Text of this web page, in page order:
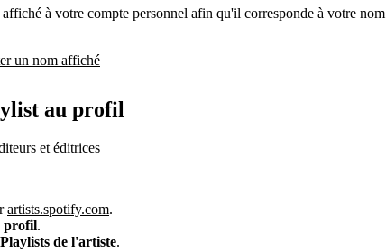
à votre compte personnel afin qu'il corresponde à votre nom
un nom affiché
au profil
et éditrices
artists.spotify.com.
profil.
Playlists de l'artiste.